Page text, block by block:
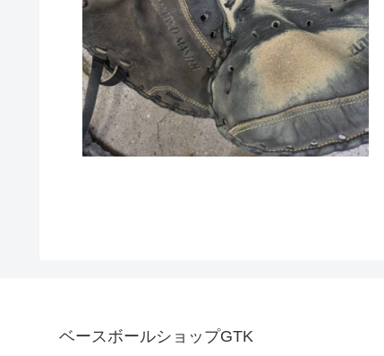
ベースボールショップGTK